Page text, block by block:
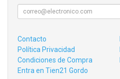
Contacto
Política Privacidad
Condiciones de Compra
Entra en Tien21 Gordo